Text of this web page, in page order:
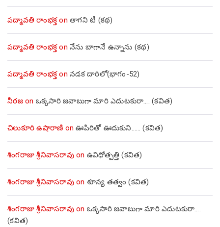
పద్మావతి రాంభక్తon తాగని టీ (కథ)
పద్మావతి రాంభక్తon నేను బాగానే ఉన్నాను (క‌థ‌)
పద్మావతి రాంభక్తon నడక దారిలో(భాగం-52)
నీరజon ఒక్కసారి జవాబుగా మారి ఎదుటకురా…. (కవిత)
చిలుకూరి ఉషారాణి onఊపిరితో ఊదుకుని…… (కవిత)
శింగరాజు శ్రీనివాసరావుon ఉవిధోత్పత్తి (కవిత)
శింగరాజు శ్రీనివాసరావుon శూన్య తత్వం (కవిత)
శింగరాజు శ్రీనివాసరావుon ఒక్కసారి జవాబుగా మారి ఎదుటకురా….
(కవిత)